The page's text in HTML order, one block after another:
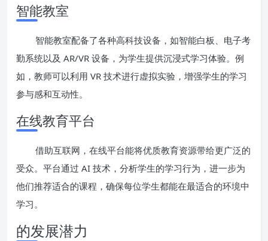
智能教室
智能教室配备了各种高科技设备，如智能白板、电子考
勤系统以及 AR/VR 设备，为学生提供沉浸式学习体验。例
如，教师可以利用 VR 技术进行虚拟实验，增强学生的学习
参与感和互动性。
在线教育平台
借助互联网，在线平台能将优质教育资源带给更广泛的
受众。平台通过 AI 技术，分析学生的学习行为，进一步为
他们推荐适合的课程，确保每位学生都能在最适合的环境中
学习。
的发展潜力